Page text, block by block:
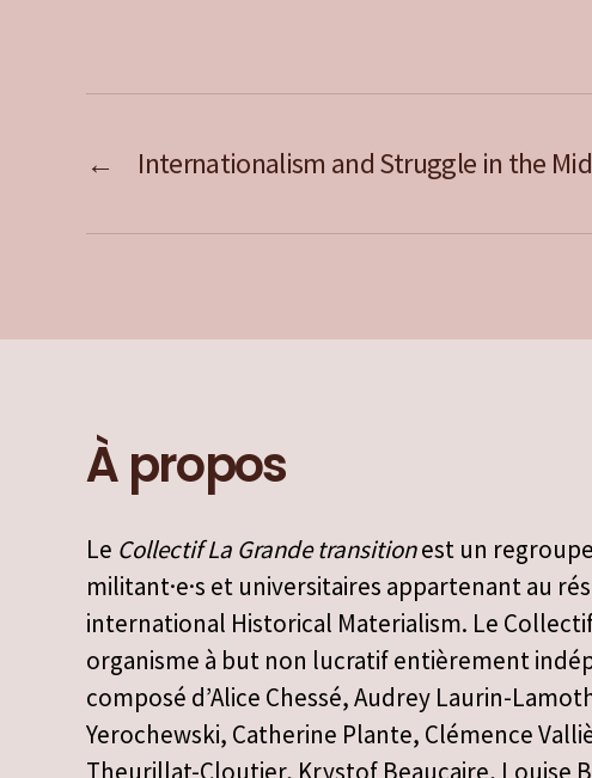
← Internationalism and Struggle in the
À propos
Le Collectif La Grande transitionest un
militant·e·s et universitaires appartenant au
international Historical Materialism. Le
organisme à but non lucratif entièrement
composé d’Alice Chessé, Audrey Laurin-
Yerochewski, Catherine Plante, Clémence
Theurillat-Cloutier, Krystof Beaucaire, Louise